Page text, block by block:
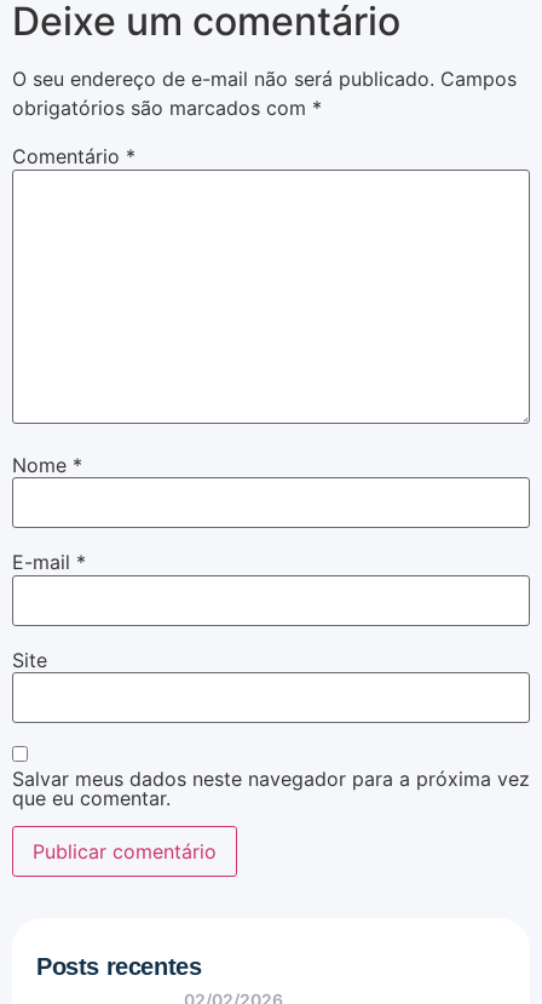
Deixe um comentário
O seu endereço de e-mail não será publicado. Campos
obrigatórios são marcados com *
Comentário *
Nome *
E-mail *
Site
Salvar meus dados neste navegador para a próxima vez
que eu comentar.
Posts recentes